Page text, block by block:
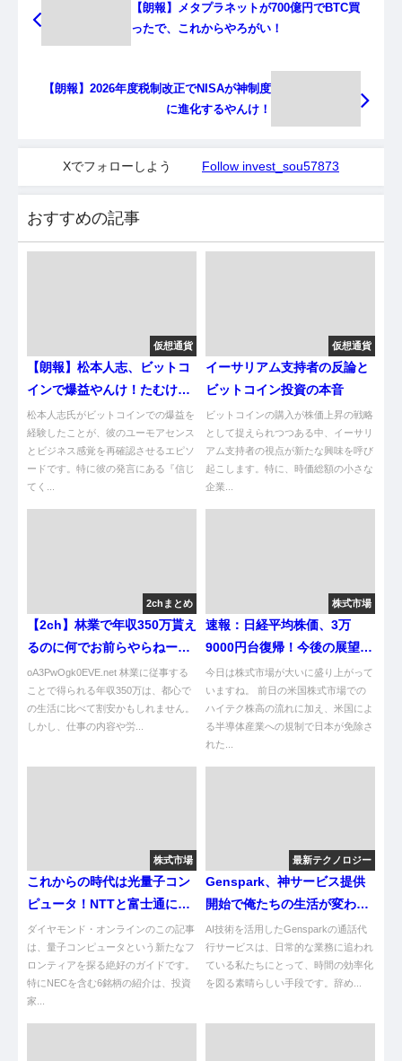
【朗報】メタプラネットが700億円でBTC買
ったで、これからやろがい！
【朗報】2026年度税制改正でNISAが神制度
に進化するやんけ！
Xでフォローしよう Follow invest_sou57873
おすすめの記事
仮想通貨
【朗報】松本人志、ビットコ
インで爆益やんけ！たむけん
のおかげや！
松本人志氏がビットコインでの爆益を
経験したことが、彼のユーモアセンス
とビジネス感覚を再確認させるエピソ
ードです。特に彼の発言にある『信じ
てく...
仮想通貨
イーサリアム支持者の反論と
ビットコイン投資の本音
ビットコインの購入が株価上昇の戦略
として捉えられつつある中、イーサリ
アム支持者の視点が新たな興味を呼び
起こします。特に、時価総額の小さな
企業...
2chまとめ
【2ch】林業で年収350万貰え
るのに何でお前らやらねーの
ｗｗｗｗｗ
oA3PwOgk0EVE.net 林業に従事する
ことで得られる年収350万は、都心で
の生活に比べて割安かもしれません。
しかし、仕事の内容や労...
株式市場
速報：日経平均株価、3万
9000円台復帰！今後の展望
は？
今日は株式市場が大いに盛り上がって
いますね。 前日の米国株式市場での
ハイテク株高の流れに加え、米国によ
る半導体産業への規制で日本が免除さ
れた...
株式市場
これからの時代は光量子コン
ピュータ！NTTと富士通に注
目やろがい！
ダイヤモンド・オンラインのこの記事
は、量子コンピュータという新たなフ
ロンティアを探る絶好のガイドです。
特にNECを含む6銘柄の紹介は、投資
家...
最新テクノロジー
Genspark、神サービス提供
開始で俺たちの生活が変わ
る！？ｗｗｗ
AI技術を活用したGensparkの通話代
行サービスは、日常的な業務に追われ
ている私たちにとって、時間の効率化
を図る素晴らしい手段です。辞め...